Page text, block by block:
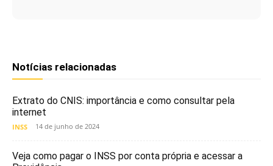
Notícias relacionadas
Extrato do CNIS: importância e como consultar pela
internet
INSS 14 de junho de 2024
Veja como pagar o INSS por conta própria e acessar a